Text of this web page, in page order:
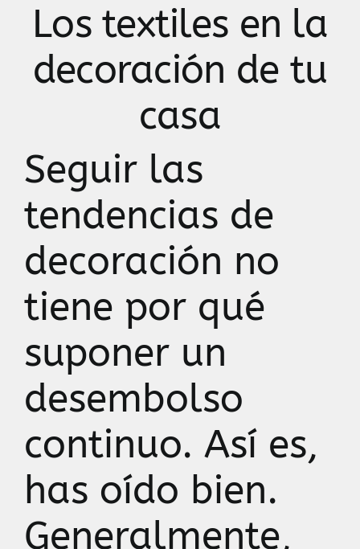
Los textiles en la
decoración de tu
casa
Seguir las
tendencias de
decoración no
tiene por qué
suponer un
desembolso
continuo. Así es,
has oído bien.
Generalmente,